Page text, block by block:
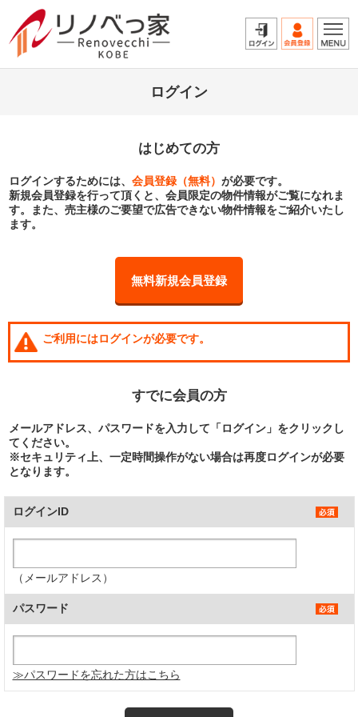
ログイン
はじめての方
ログインするためには、会員登録（無料）が必要です。
新規会員登録を行って頂くと、会員限定の物件情報がご覧になれま
す。また、売主様のご要望で広告できない物件情報をご紹介いたし
ます。
無料新規会員登録
ご利用にはログインが必要です。
すでに会員の方
メールアドレス、パスワードを入力して「ログイン」をクリックし
てください。
※セキュリティ上、一定時間操作がない場合は再度ログインが必要
となります。
ログインID
（メールアドレス）
パスワード
≫パスワードを忘れた方はこちら